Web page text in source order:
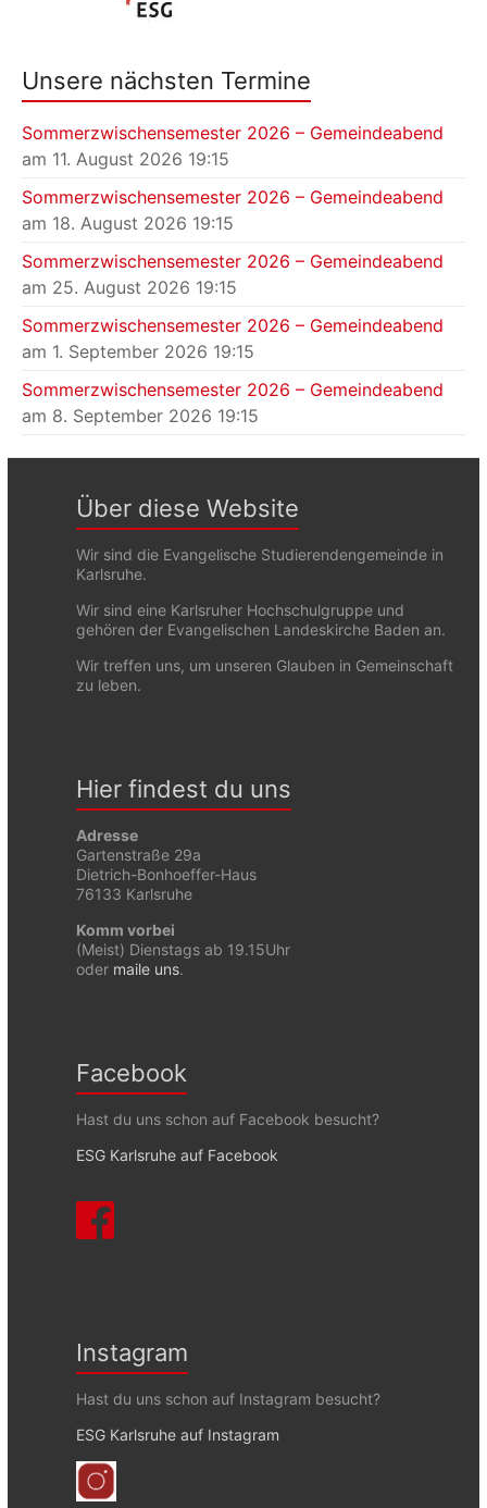
Unsere nächsten Termine
Sommerzwischensemester 2026 – Gemeindeabend
am 11. August 2026 19:15
Sommerzwischensemester 2026 – Gemeindeabend
am 18. August 2026 19:15
Sommerzwischensemester 2026 – Gemeindeabend
am 25. August 2026 19:15
Sommerzwischensemester 2026 – Gemeindeabend
am 1. September 2026 19:15
Sommerzwischensemester 2026 – Gemeindeabend
am 8. September 2026 19:15
Über diese Website
Wir sind die Evangelische Studierendengemeinde in
Karlsruhe.
Wir sind eine Karlsruher Hochschulgruppe und
gehören der Evangelischen Landeskirche Baden an.
Wir treffen uns, um unseren Glauben in Gemeinschaft
zu leben.
Hier findest du uns
Adresse
Gartenstraße 29a
Dietrich-Bonhoeffer-Haus
76133 Karlsruhe
Komm vorbei
(Meist) Dienstags ab 19.15Uhr
oder maile uns.
Facebook
Hast du uns schon auf Facebook besucht?
ESG Karlsruhe auf Facebook
Instagram
Hast du uns schon auf Instagram besucht?
ESG Karlsruhe auf Instagram